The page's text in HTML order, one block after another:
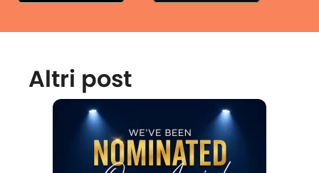
Altri post